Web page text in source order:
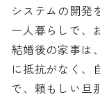
システムの開発
一人暮らしで、
結婚後の家事は
に抵抗がなく、
で、頼もしい旦